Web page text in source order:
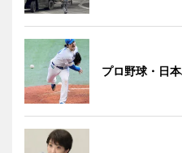
プロ野球・日